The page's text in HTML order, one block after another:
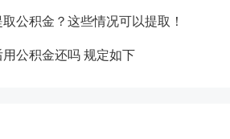
公积金？这些情况可以提取！
公积金还吗 规定如下